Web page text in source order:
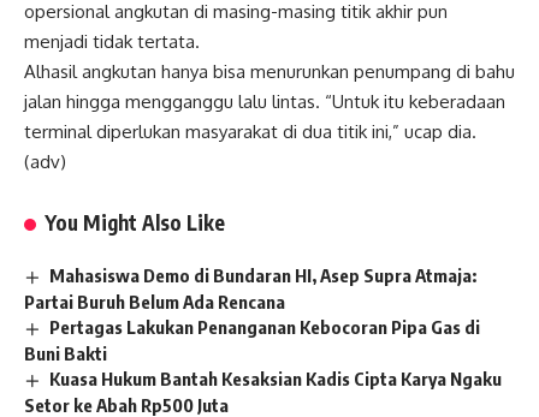
opersional angkutan di masing-masing titik akhir pun
menjadi tidak tertata.
Alhasil angkutan hanya bisa menurunkan penumpang di bahu
jalan hingga mengganggu lalu lintas. “Untuk itu keberadaan
terminal diperlukan masyarakat di dua titik ini,” ucap dia.
(adv)
You Might Also Like
Mahasiswa Demo di Bundaran HI, Asep Supra Atmaja:
Partai Buruh Belum Ada Rencana
Pertagas Lakukan Penanganan Kebocoran Pipa Gas di
Buni Bakti
Kuasa Hukum Bantah Kesaksian Kadis Cipta Karya Ngaku
Setor ke Abah Rp500 Juta